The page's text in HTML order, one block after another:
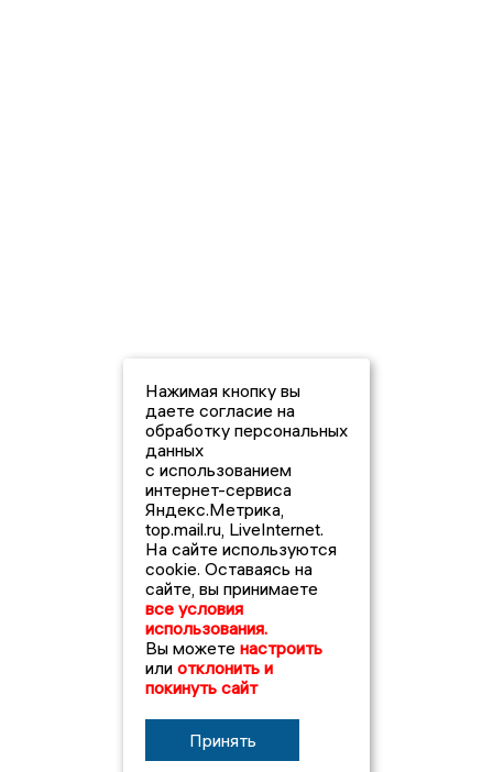
Нажимая кнопку вы
даете согласие на
обработку персональных
данных
с использованием
интернет-сервиса
Яндекс.Метрика,
top.mail.ru, LiveInternet.
На сайте используются
cookie. Оставаясь на
сайте, вы принимаете
все условия
использования.
Вы можете настроить
или отклонить и
покинуть сайт
Принять